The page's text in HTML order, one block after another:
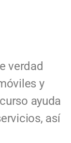
verdad
y
ayuda
así